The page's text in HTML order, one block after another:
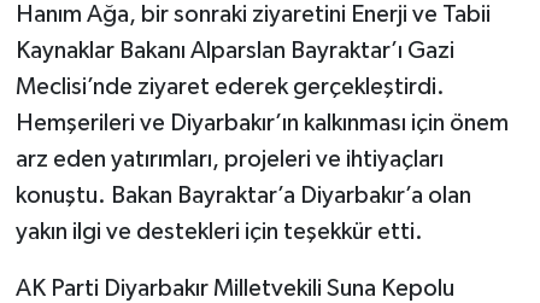
Hanım Ağa, bir sonraki ziyaretini Enerji ve Tabii
Kaynaklar Bakanı Alparslan Bayraktar’ı Gazi
Meclisi’nde ziyaret ederek gerçekleştirdi.
Hemşerileri ve Diyarbakır’ın kalkınması için önem
arz eden yatırımları, projeleri ve ihtiyaçları
konuştu. Bakan Bayraktar’a Diyarbakır’a olan
yakın ilgi ve destekleri için teşekkür etti.
AK Parti Diyarbakır Milletvekili Suna Kepolu